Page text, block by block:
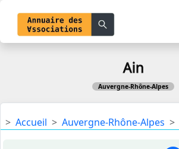
Ain
Auvergne-Rhône-Alpes
Accueil Auvergne-Rhône-Alpes